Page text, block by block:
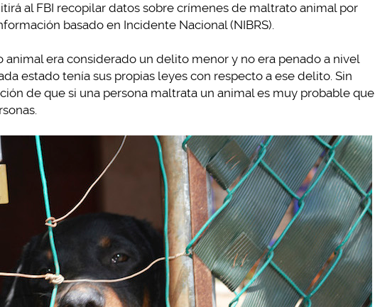
al FBI recopilar datos sobre crímenes de maltrato animal por
basado en Incidente Nacional (NIBRS).
era considerado un delito menor y no era penado a nivel
estado tenía sus propias leyes con respecto a ese delito. Sin
de que si una persona maltrata un animal es muy probable que